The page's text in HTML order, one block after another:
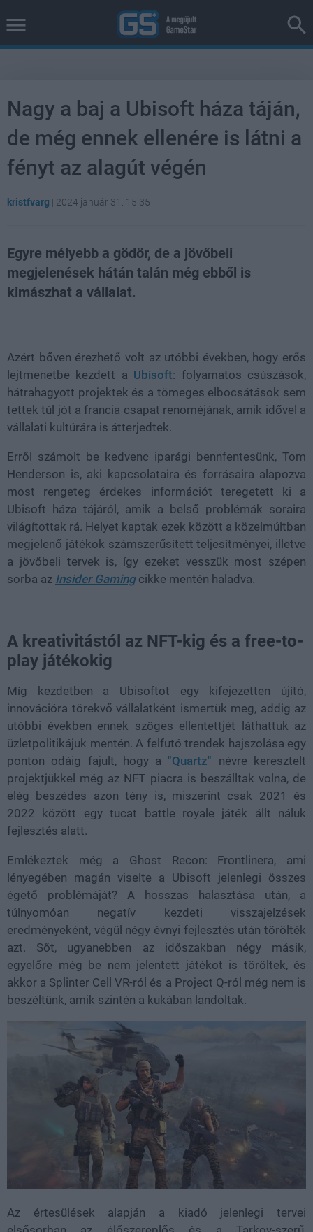
Nagy a baj a Ubisoft háza táján,
de még ennek ellenére is látni a
fényt az alagút végén
kristfvarg | 2024 január 31. 15:35
Egyre mélyebb a gödör, de a jövőbeli
megjelenések hátán talán még ebből is
kimászhat a vállalat.
Azért bőven érezhető volt az utóbbi években, hogy erős
lejtmenetbe kezdett a Ubisoft: folyamatos csúszások,
hátrahagyott projektek és a tömeges elbocsátások sem
tettek túl jót a francia csapat renoméjának, amik idővel a
vállalati kultúrára is átterjedtek.
Erről számolt be kedvenc iparági bennfentesünk, Tom
Henderson is, aki kapcsolataira és forrásaira alapozva
most rengeteg érdekes információt teregetett ki a
Ubisoft háza tájáról, amik a belső problémák soraira
világítottak rá. Helyet kaptak ezek között a közelmúltban
megjelenő játékok számszerűsített teljesítményei, illetve
a jövőbeli tervek is, így ezeket vesszük most szépen
sorba az Insider Gamingcikke mentén haladva.
A kreativitástól az NFT-kig és a free-to-
play játékokig
Míg kezdetben a Ubisoftot egy kifejezetten újító,
innovációra törekvő vállalatként ismertük meg, addig az
utóbbi években ennek szöges ellentettjét láthattuk az
üzletpolitikájuk mentén. A felfutó trendek hajszolása egy
ponton odáig fajult, hogy a "Quartz" névre keresztelt
projektjükkel még az NFT piacra is beszálltak volna, de
elég beszédes azon tény is, miszerint csak 2021 és
2022 között egy tucat battle royale játék állt náluk
fejlesztés alatt.
Emlékeztek még a Ghost Recon: Frontlinera, ami
lényegében magán viselte a Ubisoft jelenlegi összes
égető problémáját? A hosszas halasztása után, a
túlnyomóan negatív kezdeti visszajelzések
eredményeként, végül négy évnyi fejlesztés után törölték
azt. Sőt, ugyanebben az időszakban négy másik,
egyelőre még be nem jelentett játékot is töröltek, és
akkor a Splinter Cell VR-ról és a Project Q-ról még nem is
beszéltünk, amik szintén a kukában landoltak.
Az értesülések alapján a kiadó jelenlegi tervei